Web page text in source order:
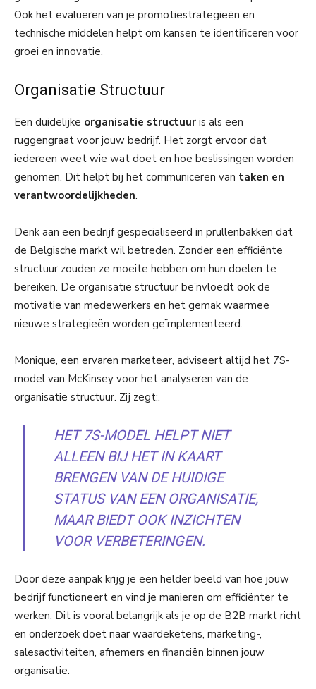
Ook het evalueren van je promotiestrategieën en
technische middelen helpt om kansen te identificeren voor
groei en innovatie.
Organisatie Structuur
Een duidelijke organisatie structuur is als een
ruggengraat voor jouw bedrijf. Het zorgt ervoor dat
iedereen weet wie wat doet en hoe beslissingen worden
genomen. Dit helpt bij het communiceren van taken en
verantwoordelijkheden.
Denk aan een bedrijf gespecialiseerd in prullenbakken dat
de Belgische markt wil betreden. Zonder een efficiënte
structuur zouden ze moeite hebben om hun doelen te
bereiken. De organisatie structuur beïnvloedt ook de
motivatie van medewerkers en het gemak waarmee
nieuwe strategieën worden geïmplementeerd.
Monique, een ervaren marketeer, adviseert altijd het 7S-
model van McKinsey voor het analyseren van de
organisatie structuur. Zij zegt:.
HET 7S-MODEL HELPT NIET
ALLEEN BIJ HET IN KAART
BRENGEN VAN DE HUIDIGE
STATUS VAN EEN ORGANISATIE,
MAAR BIEDT OOK INZICHTEN
VOOR VERBETERINGEN.
Door deze aanpak krijg je een helder beeld van hoe jouw
bedrijf functioneert en vind je manieren om efficiënter te
werken. Dit is vooral belangrijk als je op de B2B markt richt
en onderzoek doet naar waardeketens, marketing-,
salesactiviteiten, afnemers en financiën binnen jouw
organisatie.